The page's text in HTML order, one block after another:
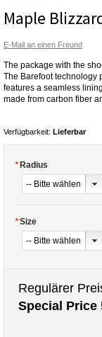
Maple
E-Mail an einen Freund
The package with the
The Barefoot technology
features a seamless
made from carbon fiber
Verfügbarkeit: Lieferbar
*Radius
*Size
Regulärer
Special Price